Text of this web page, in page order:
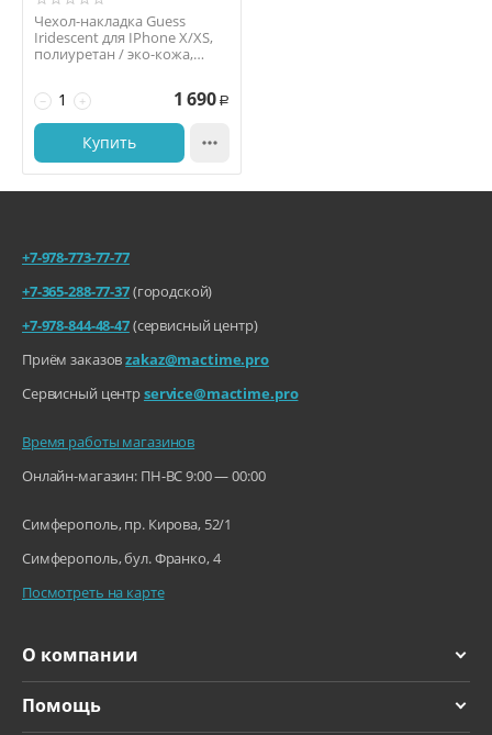
Чехол-накладка Guess
Iridescent для IPhone X/XS,
полиуретан / эко-кожа,
+
− 1 690 Р
Купить 
О компании
Помощь
+7-978-773-77-77
+7-365-288-77-37(городской)
+7-978-844-48-47(сервисный центр)
Приём заказовzakaz@mactime.pro
Сервисный центрservice@mactime.pro
Время работы магазинов
Онлайн-магазин: ПН-ВС 9:00 — 00:00
Симферополь, пр. Кирова, 52/1
Симферополь, бул. Франко, 4
Посмотреть на карте